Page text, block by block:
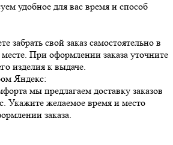
удобное для вас время и способ
забрать свой заказ самостоятельно в
При оформлении заказа уточните
изделия к выдаче.
Яндекс:
мы предлагаем доставку заказов
Укажите желаемое время и место
заказа.